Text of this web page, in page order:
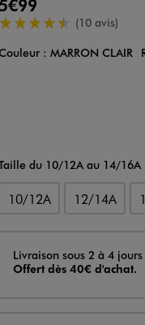
5€99
4.5/5 de moyenne
(10 avis)
: MARRON CLAIR
du 10/12A au 14/16A
10/12A 12/14A
Livraison
Livraison sous 2 à 4
Offert dès 40€ d'achat.